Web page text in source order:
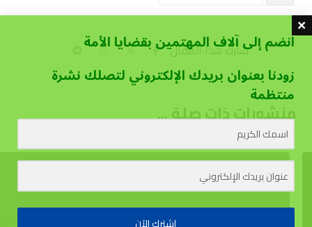
منشورات ذات صلة ...
انضم إلى آلاف المهتمين بقضايا الأمة
زودنا بعنوان بريدك الإلكتروني لتصلك نشرة
منتظمة